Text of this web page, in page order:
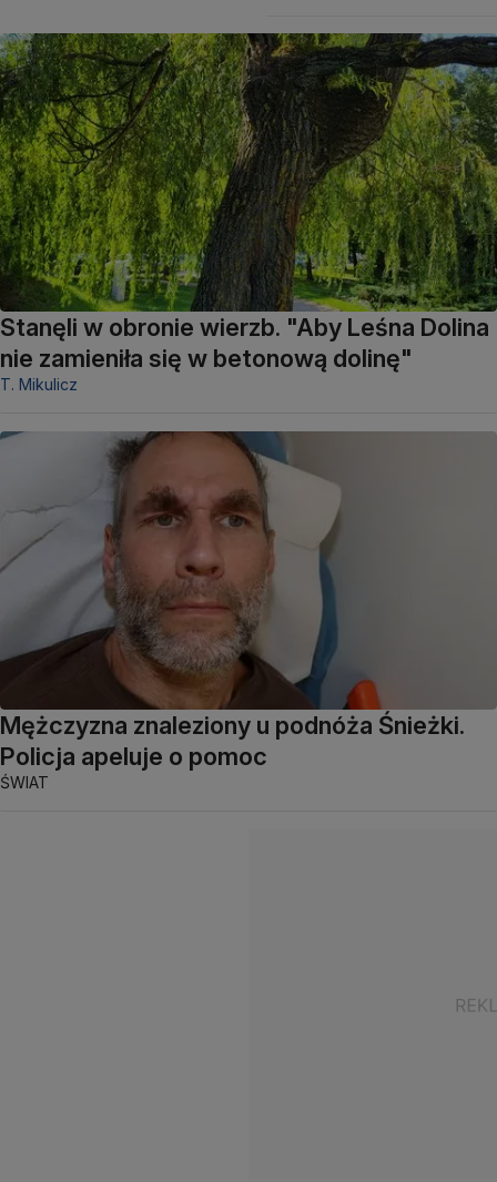
Stanęli w obronie wierzb. "Aby Leśna Dolina
nie zamieniła się w betonową dolinę"
T. Mikulicz
Mężczyzna znaleziony u podnóża Śnieżki.
Policja apeluje o pomoc
ŚWIAT